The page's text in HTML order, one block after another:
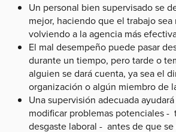
Un personal bien supervisado se
mejor, haciendo que el trabajo sea
volviendo a la agencia más
El mal desempeño puede pasar
durante un tiempo, pero tarde o
alguien se dará cuenta, ya sea el
organización o algún miembro de
Una supervisión adecuada
modificar problemas potenciales -
desgaste laboral - antes de que